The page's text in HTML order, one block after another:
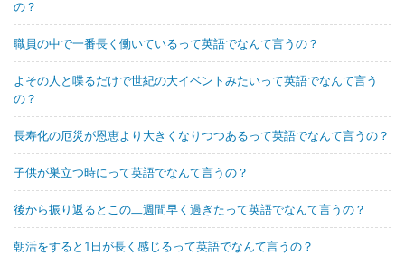
の？
職員の中で一番長く働いているって英語でなんて言うの？
よその人と喋るだけで世紀の大イベントみたいって英語でなんて言う
の？
長寿化の厄災が恩恵より大きくなりつつあるって英語でなんて言うの？
子供が巣立つ時にって英語でなんて言うの？
後から振り返るとこの二週間早く過ぎたって英語でなんて言うの？
朝活をすると1日が長く感じるって英語でなんて言うの？